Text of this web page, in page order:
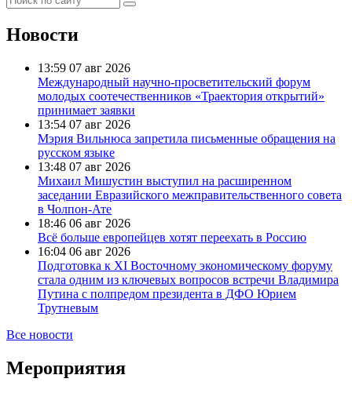
Новости
13:59 07 авг 2026
Международный научно-просветительский форум
молодых соотечественников «Траектория открытий»
принимает заявки
13:54 07 авг 2026
Мэрия Вильнюса запретила письменные обращения на
русском языке
13:48 07 авг 2026
Михаил Мишустин выступил на расширенном
заседании Евразийского межправительственного совета
в Чолпон-Ате
18:46 06 авг 2026
Всё больше европейцев хотят переехать в Россию
16:04 06 авг 2026
Подготовка к XI Восточному экономическому форуму
стала одним из ключевых вопросов встречи Владимира
Путина с полпредом президента в ДФО Юрием
Трутневым
Все новости
Мероприятия